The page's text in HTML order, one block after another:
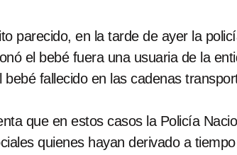
parecido, en la tarde de ayer la
el bebé fuera una usuaria de la
fallecido en las cadenas
que en estos casos la Policía
quienes hayan derivado a